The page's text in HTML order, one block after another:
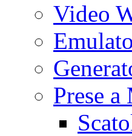
Video
Prese a